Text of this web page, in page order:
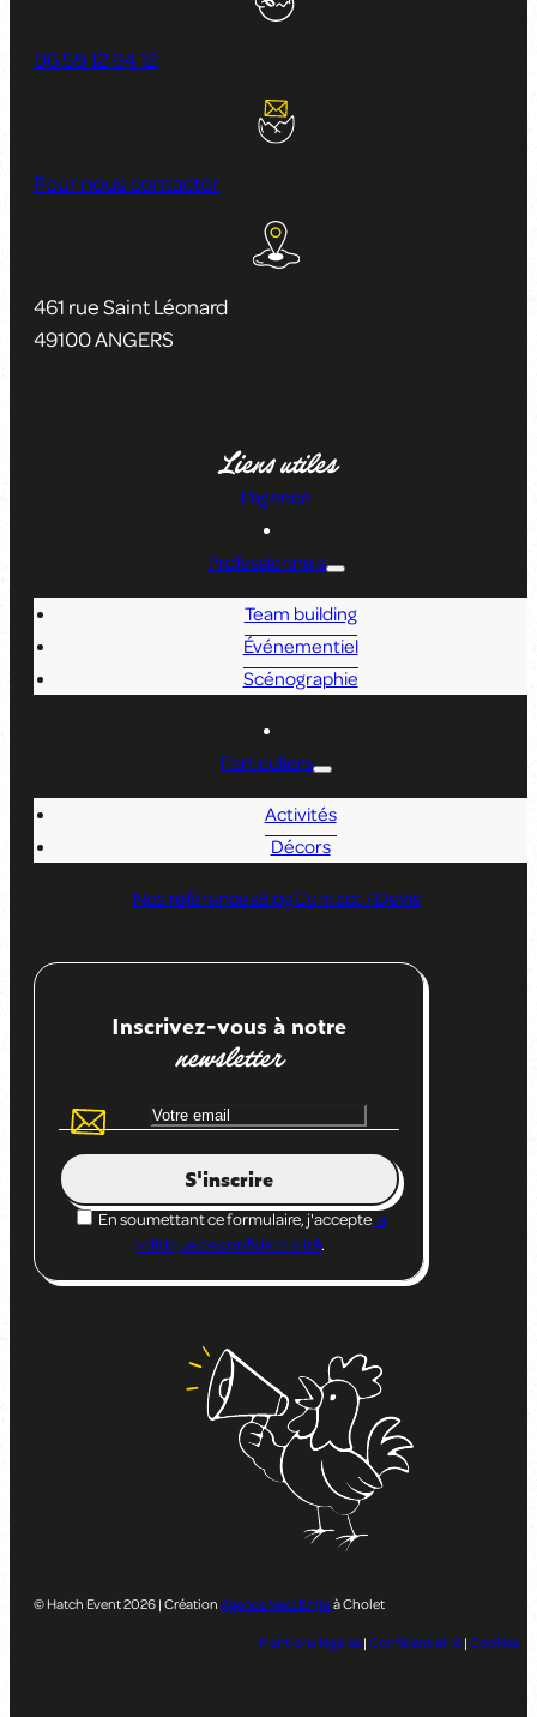
06 59 12 94 12
Pour nous contacter
461 rue Saint Léonard
49100 ANGERS
Liens utiles
L'agence
Professionnels
Team building
Événementiel
Scénographie
Particuliers
Activités
Décors
Nos référencesBlogContact / Devis
Inscrivez-vous à notre
newsletter
S'inscrire
En soumettant ce formulaire, j'acceptela
politique de confidentialité.
© Hatch Event 2026 | Création Agence Web Enjin à Cholet
Mentions légales |Confidentialité |Cookies